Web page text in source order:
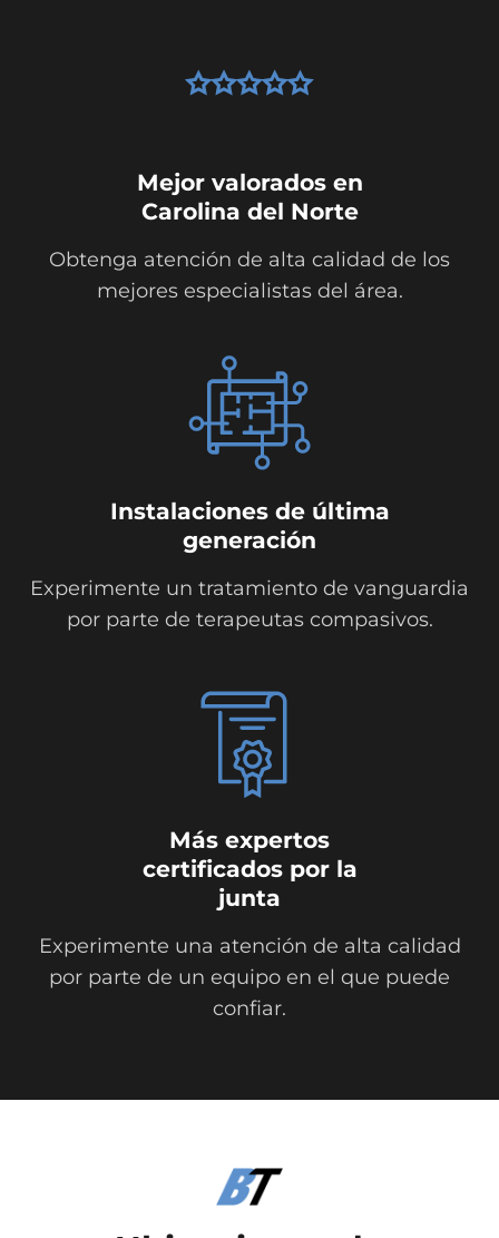
Mejor valorados en
Carolina del Norte
Obtenga atención de alta calidad de los
mejores especialistas del área.
Instalaciones de última
generación
Experimente un tratamiento de vanguardia
por parte de terapeutas compasivos.
Más expertos
certificados por la
junta
Experimente una atención de alta calidad
por parte de un equipo en el que puede
confiar.